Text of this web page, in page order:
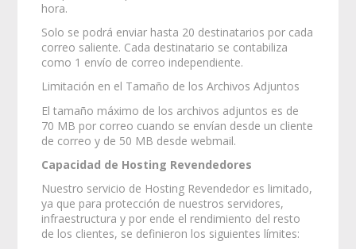
hora.
Solo se podrá enviar hasta 20 destinatarios por cada
correo saliente. Cada destinatario se contabiliza
como 1 envío de correo independiente.
Limitación en el Tamaño de los Archivos Adjuntos
El tamaño máximo de los archivos adjuntos es de
70 MB por correo cuando se envían desde un cliente
de correo y de 50 MB desde webmail.
Capacidad de Hosting Revendedores
Nuestro servicio de Hosting Revendedor es limitado,
ya que para protección de nuestros servidores,
infraestructura y por ende el rendimiento del resto
de los clientes, se definieron los siguientes límites: